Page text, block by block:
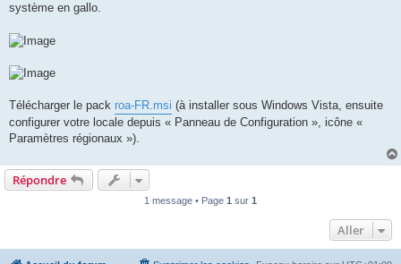
système en gallo.
Télécharger le pack roa-FR.msi (à installer sous Windows Vista, ensuite
configurer votre locale depuis « Panneau de Configuration », icône «
Paramètres régionaux »).
Répondre
1 message • Page 1 sur 1
Aller